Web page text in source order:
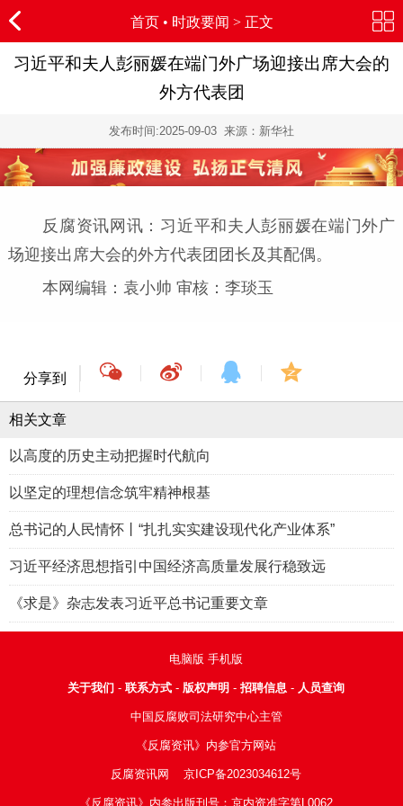
首页• 时政要闻 > 正文
习近平和夫人彭丽媛在端门外广场迎接出席大会的
外方代表团
发布时间:2025-09-03 来源：新华社
反腐资讯网讯：习近平和夫人彭丽媛在端门外广
场迎接出席大会的外方代表团团长及其配偶。
本网编辑：袁小帅 审核：李琰玉
分享到
相关文章
以高度的历史主动把握时代航向
以坚定的理想信念筑牢精神根基
总书记的人民情怀丨“扎扎实实建设现代化产业体系”
习近平经济思想指引中国经济高质量发展行稳致远
《求是》杂志发表习近平总书记重要文章
电脑版 手机版
关于我们 - 联系方式 - 版权声明 - 招聘信息 - 人员查询
中国反腐败司法研究中心主管
《反腐资讯》内参官方网站
反腐资讯网 京ICP备2023034612号
《反腐资讯》内参出版刊号：京内资准字第L0062